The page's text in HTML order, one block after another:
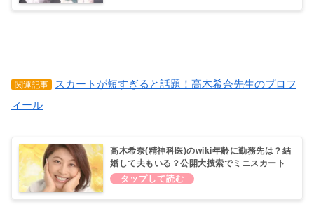
関連記事
スカートが短すぎると話題！高木希奈先生のプロフ
ィール
高木希奈(精神科医)のwiki年齢に勤務先は？結
婚して夫もいる？公開大捜索でミニスカート
が話題！